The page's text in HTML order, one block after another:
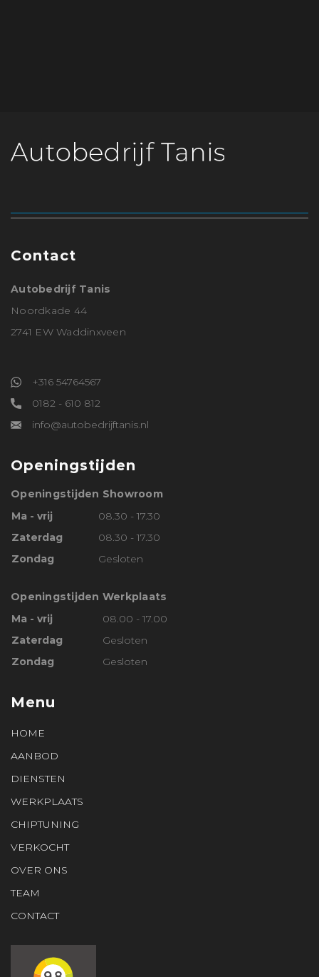
Contact
Autobedrijf Tanis
Noordkade 44
2741 EW Waddinxveen
+316 54764567
0182 - 610 812
info@autobedrijftanis.nl
Openingstijden
Openingstijden Showroom
Ma - vrij
08.30 - 17.30
Zaterdag
08.30 - 17.30
Zondag
Gesloten
Openingstijden Werkplaats
Ma - vrij
08.00 - 17.00
Zaterdag
Gesloten
Zondag
Gesloten
Menu
HOME
AANBOD
DIENSTEN
WERKPLAATS
CHIPTUNING
VERKOCHT
OVER ONS
TEAM
CONTACT